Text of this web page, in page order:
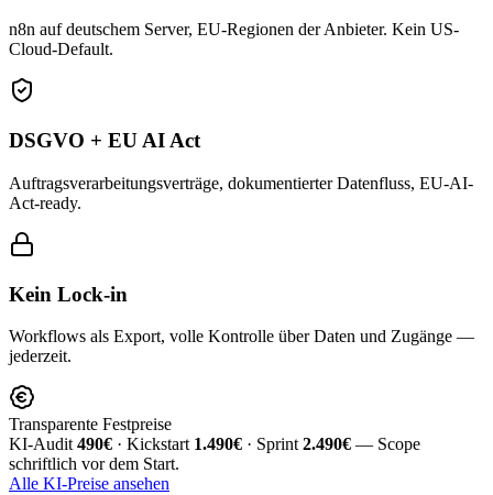
n8n auf deutschem Server, EU-Regionen der Anbieter. Kein US-
Cloud-Default.
DSGVO + EU AI Act
Auftragsverarbeitungsverträge, dokumentierter Datenfluss, EU-AI-
Act-ready.
Kein Lock-in
Workflows als Export, volle Kontrolle über Daten und Zugänge —
jederzeit.
Transparente Festpreise
KI-Audit 490€ · Kickstart 1.490€ · Sprint 2.490€ — Scope
schriftlich vor dem Start.
Alle KI-Preise ansehen